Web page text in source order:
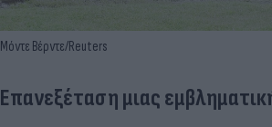
Μόντε Βέρντε/Reuters
Επανεξέταση μιας